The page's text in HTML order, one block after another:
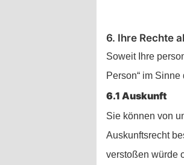
6. Ihre Rechte
Soweit Ihre
Person“ im
6.1 Auskunft
Sie können von
Auskunftsrecht
verstoßen würde